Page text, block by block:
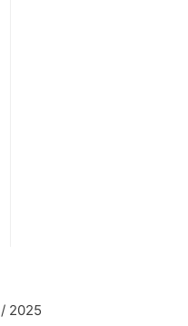
/ 2025